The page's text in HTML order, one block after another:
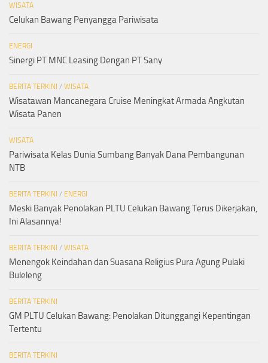
WISATA
Celukan Bawang Penyangga Pariwisata
ENERGI
Sinergi PT MNC Leasing Dengan PT Sany
BERITA TERKINI / WISATA
Wisatawan Mancanegara Cruise Meningkat Armada Angkutan
Wisata Panen
WISATA
Pariwisata Kelas Dunia Sumbang Banyak Dana Pembangunan
NTB
BERITA TERKINI / ENERGI
Meski Banyak Penolakan PLTU Celukan Bawang Terus Dikerjakan,
Ini Alasannya!
BERITA TERKINI / WISATA
Menengok Keindahan dan Suasana Religius Pura Agung Pulaki
Buleleng
BERITA TERKINI
GM PLTU Celukan Bawang: Penolakan Ditunggangi Kepentingan
Tertentu
BERITA TERKINI